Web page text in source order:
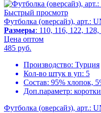
Быстрый просмотр
Футболка (оверсайз), арт.:
Размеры: 110, 116, 122, 128,
Цена оптом
485 руб.
Производство: Турция
Кол-во штук в уп: 5
Состав: 95% хлопок,
Доп.параметр:
Футболка (оверсайз), арт.: